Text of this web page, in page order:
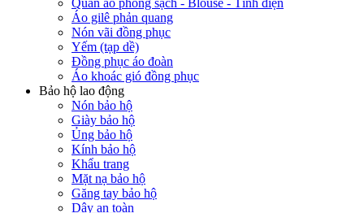
Quần áo phòng sạch - Blouse - Tĩnh điện
Áo gilê phản quang
Nón vãi đồng phục
Yếm (tạp dề)
Đồng phục áo đoàn
Áo khoác gió đồng phục
Bảo hộ lao động
Nón bảo hộ
Giày bảo hộ
Ủng bảo hộ
Kính bảo hộ
Khẩu trang
Mặt nạ bảo hộ
Găng tay bảo hộ
Dây an toàn